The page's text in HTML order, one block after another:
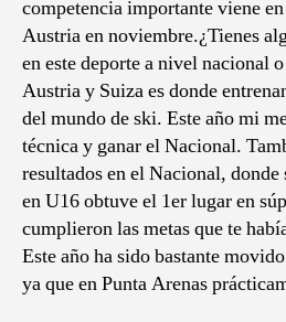
competencia importante viene
Austria en noviembre.¿Tienes
en este deporte a nivel nacional
Austria y Suiza es donde
del mundo de ski. Este año mi
técnica y ganar el Nacional.
resultados en el Nacional,
en U16 obtuve el 1er lugar en
cumplieron las metas que te
Este año ha sido bastante
ya que en Punta Arenas